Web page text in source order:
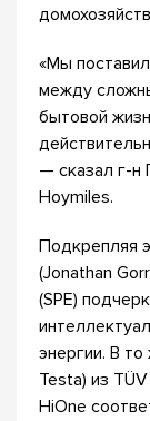
«Мы
между
бытовой
— сказал г-н
Hoymiles.
Подкрепляя
(Jonathan
(SPE)
энергии. В
Testa) из
HiOne